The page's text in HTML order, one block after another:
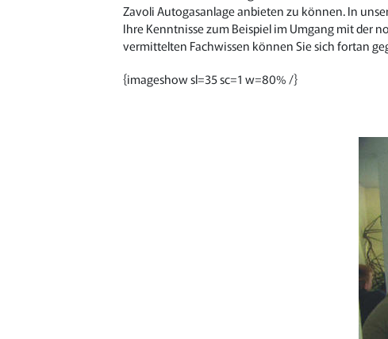
Zavoli Autogasanlage anbieten zu können. In
Ihre Kenntnisse zum Beispiel im Umgang mit der
vermittelten Fachwissen können Sie sich fortan
{imageshow sl=35 sc=1 w=80% /}